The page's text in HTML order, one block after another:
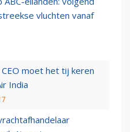
vluchten vanaf
moet het tij keren
India